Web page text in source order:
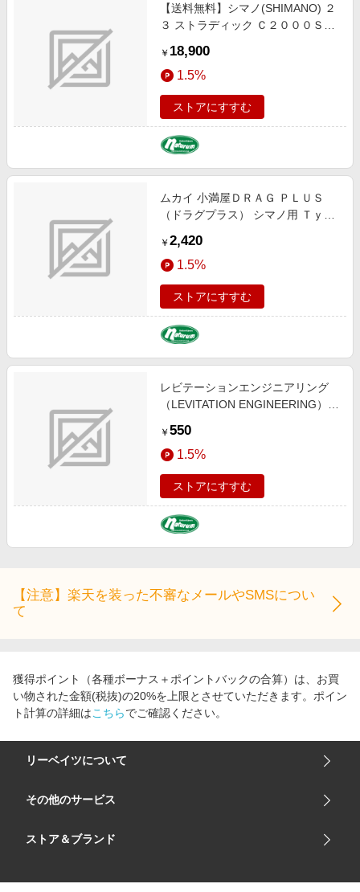
【送料無料】シマノ(SHIMANO) ２
３ ストラディック Ｃ２０００ＳＨ
￥ 18,900
1.5%
ストアにすすむ
ムカイ 小満屋ＤＲＡＧ ＰＬＵＳ
（ドラグプラス） シマノ用 Ｔｙｐ
￥ 2,420
1.5%
ストアにすすむ
レビテーションエンジニアリング
（LEVITATION ENGINEERING）
グル タイプＡ
￥ 550
1.5%
ストアにすすむ
【注意】楽天を装った不審なメールやSMSについ
て
獲得ポイント（各種ボーナス＋ポイントバックの合算）は、お買
い物された金額(税抜)の20%を上限とさせていただきます。ポイン
ト計算の詳細はこちらでご確認ください。
リーベイツについて
会社概要
サイトマップ
その他のサービス
楽天市場
ストア＆ブランド